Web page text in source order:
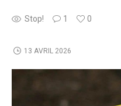
Stop! 1 0
13 AVRIL 2026